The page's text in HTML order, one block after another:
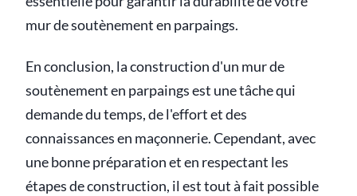
mur de soutènement en parpaings.
En conclusion, la construction d'un mur de
soutènement en parpaings est une tâche qui
demande du temps, de l'effort et des
connaissances en maçonnerie. Cependant, avec
une bonne préparation et en respectant les
étapes de construction, il est tout à fait possible